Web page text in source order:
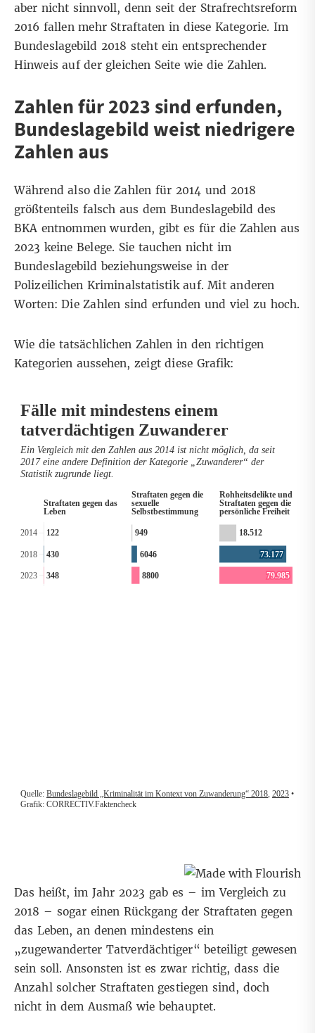
aber nicht sinnvoll, denn seit der Strafrechtsreform
2016 fallen mehr Straftaten in diese Kategorie. Im
Bundeslagebild 2018 steht ein entsprechender
Hinweis auf der gleichen Seite wie die Zahlen.
Zahlen für 2023 sind erfunden,
Bundeslagebild weist niedrigere
Zahlen aus
Während also die Zahlen für 2014 und 2018
größtenteils falsch aus dem Bundeslagebild des
BKA entnommen wurden, gibt es für die Zahlen aus
2023 keine Belege. Sie tauchen nicht im
Bundeslagebild beziehungsweise in der
Polizeilichen Kriminalstatistikauf. Mit anderen
Worten: Die Zahlen sind erfunden und viel zu hoch.
Wie die tatsächlichen Zahlen in den richtigen
Kategorien aussehen, zeigt diese Grafik:
Das heißt, im Jahr 2023 gab es – im Vergleich zu
2018 – sogar einen Rückgang der Straftaten gegen
das Leben, an denen mindestens ein
„zugewanderter Tatverdächtiger“ beteiligt gewesen
sein soll. Ansonsten ist es zwar richtig, dass die
Anzahl solcher Straftaten gestiegen sind, doch
nicht in dem Ausmaß wie behauptet.